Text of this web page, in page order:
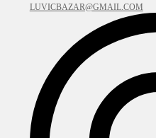
LUVICBAZAR@GMAIL.COM